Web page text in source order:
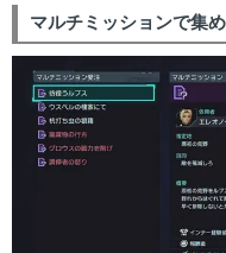
マルチミッションで集